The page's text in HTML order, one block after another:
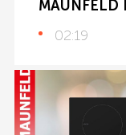
MAUNFELD
02:19